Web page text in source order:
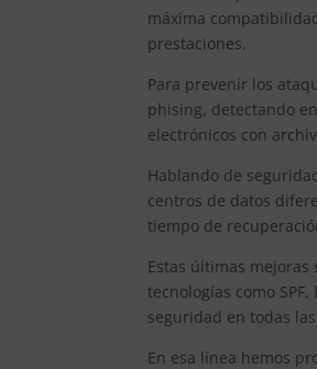
máxima
prestaciones.
Para prevenir los
phising, detectando
electrónicos con
Hablando de
centros de datos
tiempo de
Estas últimas
tecnologías como
seguridad en todas
En esa línea hemos